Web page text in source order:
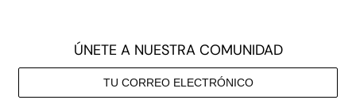
ÚNETE A NUESTRA COMUNIDAD